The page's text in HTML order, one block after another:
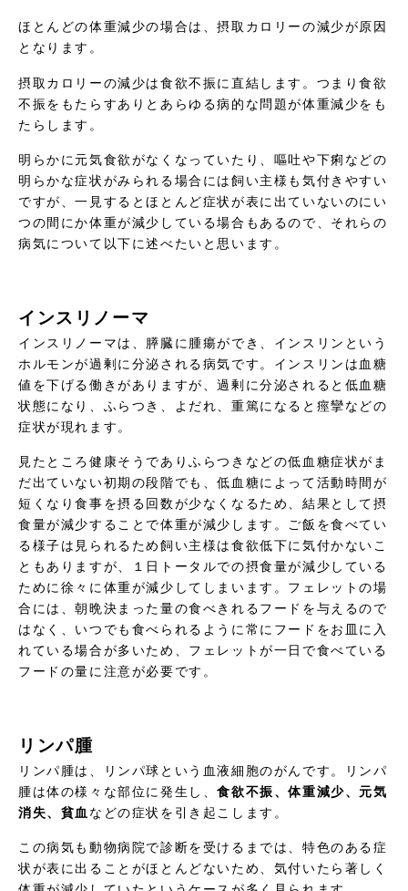
ほとんどの体重減少の場合は、摂取カロリーの減少が原因
となります。
摂取カロリーの減少は食欲不振に直結します。つまり食欲
不振をもたらすありとあらゆる病的な問題が体重減少をも
たらします。
明らかに元気食欲がなくなっていたり、嘔吐や下痢などの
明らかな症状がみられる場合には飼い主様も気付きやすい
ですが、一見するとほとんど症状が表に出ていないのにい
つの間にか体重が減少している場合もあるので、それらの
病気について以下に述べたいと思います。
インスリノーマ
インスリノーマは、膵臓に腫瘍ができ、インスリンという
ホルモンが過剰に分泌される病気です。インスリンは血糖
値を下げる働きがありますが、過剰に分泌されると低血糖
状態になり、ふらつき、よだれ、重篤になると痙攣などの
症状が現れます。
見たところ健康そうでありふらつきなどの低血糖症状がま
だ出ていない初期の段階でも、低血糖によって活動時間が
短くなり食事を摂る回数が少なくなるため、結果として摂
食量が減少することで体重が減少します。ご飯を食べてい
る様子は見られるため飼い主様は食欲低下に気付かないこ
ともありますが、１日トータルでの摂食量が減少している
ために徐々に体重が減少してしまいます。フェレットの場
合には、朝晩決まった量の食べきれるフードを与えるので
はなく、いつでも食べられるように常にフードをお皿に入
れている場合が多いため、フェレットが一日で食べている
フードの量に注意が必要です。
リンパ腫
リンパ腫は、リンパ球という血液細胞のがんです。リンパ
腫は体の様々な部位に発生し、食欲不振、体重減少、元気
消失、貧血 などの症状を引き起こします。
この病気も動物病院で診断を受けるまでは、特色のある症
状が表に出ることがほとんどないため、気付いたら著しく